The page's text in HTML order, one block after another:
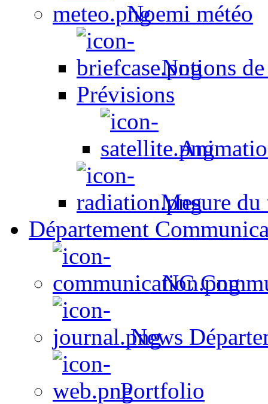
Noemi météo
Notions
Prévisions
Mesure du
Département
NC
News
Portfolio